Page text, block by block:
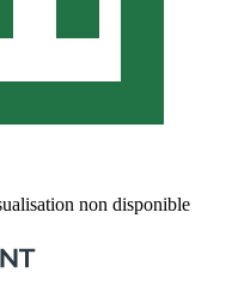
non disponible